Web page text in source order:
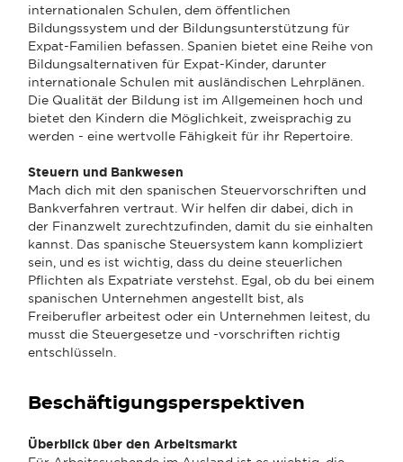
internationalen Schulen, dem öffentlichen
Bildungssystem und der Bildungsunterstützung für
Expat-Familien befassen. Spanien bietet eine Reihe von
Bildungsalternativen für Expat-Kinder, darunter
internationale Schulen mit ausländischen Lehrplänen.
Die Qualität der Bildung ist im Allgemeinen hoch und
bietet den Kindern die Möglichkeit, zweisprachig zu
werden - eine wertvolle Fähigkeit für ihr Repertoire.
Steuern und Bankwesen
Mach dich mit den spanischen Steuervorschriften und
Bankverfahren vertraut. Wir helfen dir dabei, dich in
der Finanzwelt zurechtzufinden, damit du sie einhalten
kannst. Das spanische Steuersystem kann kompliziert
sein, und es ist wichtig, dass du deine steuerlichen
Pflichten als Expatriate verstehst. Egal, ob du bei einem
spanischen Unternehmen angestellt bist, als
Freiberufler arbeitest oder ein Unternehmen leitest, du
musst die Steuergesetze und -vorschriften richtig
entschlüsseln.
Beschäftigungsperspektiven
Überblick über den Arbeitsmarkt